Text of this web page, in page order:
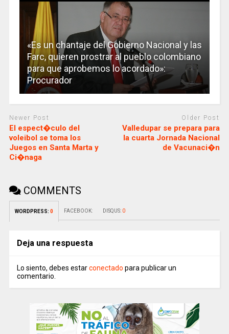
«Es un chantaje del Gobierno Nacional y las
Farc, quieren prostrar al pueblo colombiano
para que aprobemos lo acordado»:
Procurador
Newer Post
El espect�culo del
voleibol se toma los
Juegos en Santa Marta y
Ci�naga
Older Post
Valledupar se prepara para
la cuarta Jornada Nacional
de Vacunaci�n
COMMENTS
WORDPRESS: 0 FACEBOOK: DISQUS: 0
Deja una respuesta
Lo siento, debes estarconectado para publicar un
comentario.